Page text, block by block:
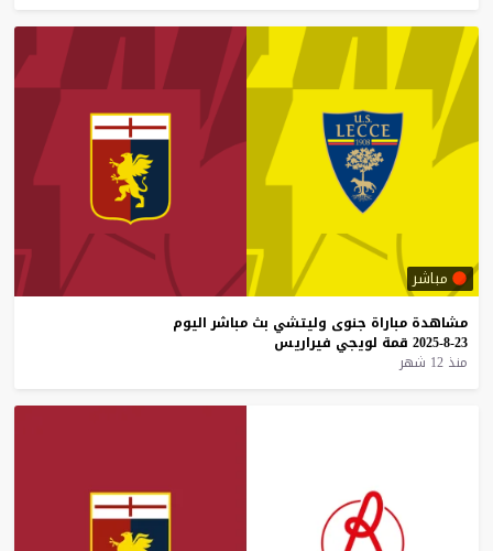
مباشر
مشاهدة مباراة جنوى وليتشي بث مباشر اليوم
23-8-2025
قمة لويجي فيراريس
منذ 12 شهر